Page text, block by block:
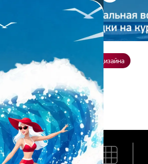
Заказать презентацию Студия дизайна